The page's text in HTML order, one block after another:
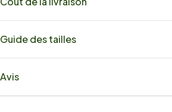
Guide des tailles
Avis